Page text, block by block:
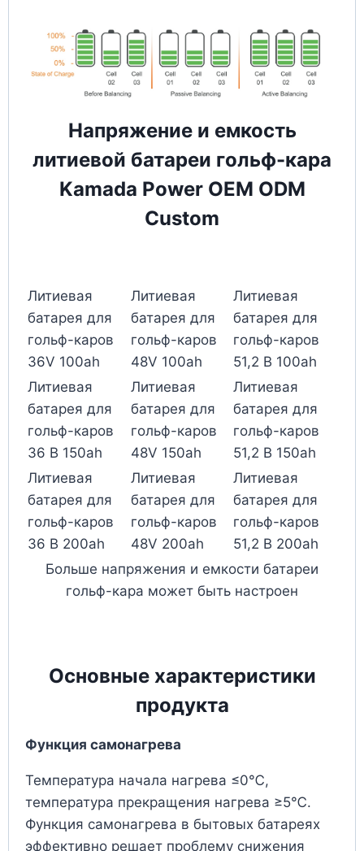
Напряжение и емкость
литиевой батареи гольф-кара
Kamada Power OEM ODM
Custom
Литиевая
батарея для
гольф-каров
36V 100ah
Литиевая
батарея для
гольф-каров
48V 100ah
Литиевая
батарея для
гольф-каров
51,2 В 100ah
Литиевая
батарея для
гольф-каров
36 В 150ah
Литиевая
батарея для
гольф-каров
48V 150ah
Литиевая
батарея для
гольф-каров
51,2 В 150ah
Литиевая
батарея для
гольф-каров
36 В 200ah
Литиевая
батарея для
гольф-каров
48V 200ah
Литиевая
батарея для
гольф-каров
51,2 В 200ah
Больше напряжения и емкости батареи
гольф-кара может быть настроен
Основные характеристики
продукта
Функция самонагрева
Температура начала нагрева ≤0℃,
температура прекращения нагрева ≥5℃.
Функция самонагрева в бытовых батареях
эффективно решает проблему снижения